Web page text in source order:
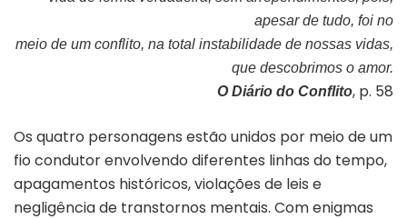
apesar de tudo, foi no
meio de um conflito, na total instabilidade de nossas vidas,
que descobrimos o amor.
O Diário do Conflito, p. 58
Os quatro personagens estão unidos por meio de um
fio condutor envolvendo diferentes linhas do tempo,
apagamentos históricos, violações de leis e
negligência de transtornos mentais. Com enigmas